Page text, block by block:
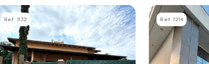
Ref. 1132 Ref. 1214